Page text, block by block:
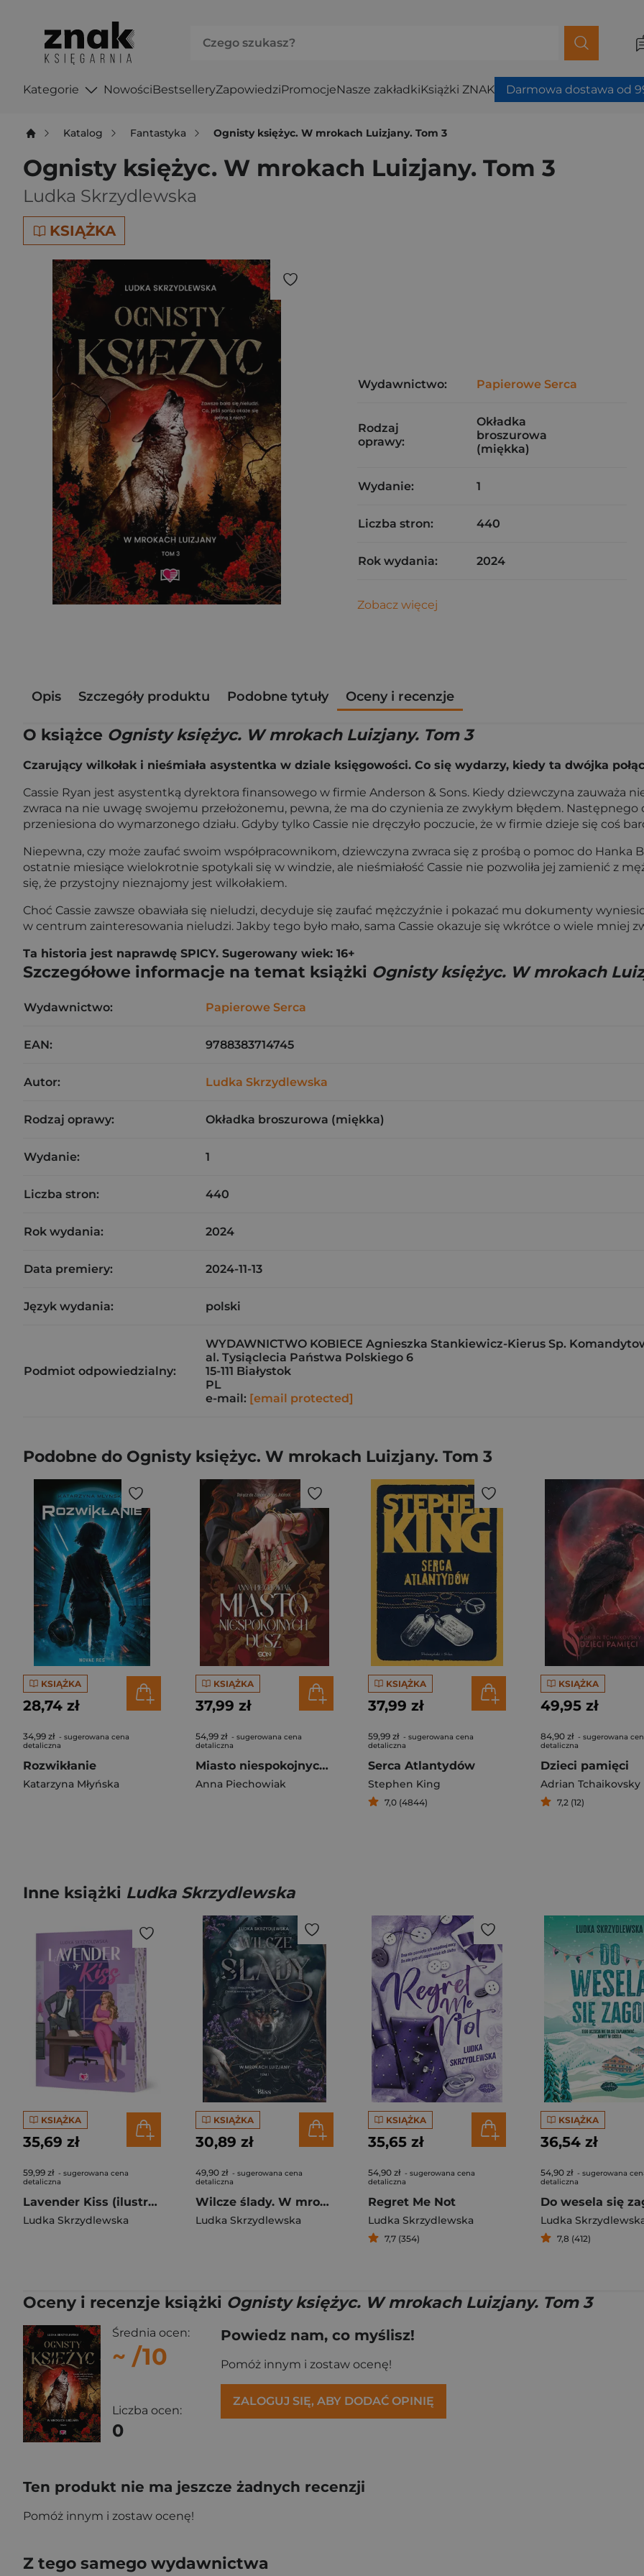
Kategorie NowościBestselleryZapowiedziPromocjeNasze zakładkiKsiążki ZNAK Darmowa dostawa od
Katalog Fantastyka Ognisty księżyc. W mrokach Luizjany. Tom 3
Ognisty księżyc. W mrokach Luizjany. Tom 3
Ludka Skrzydlewska
KSIĄŻKA
Wydawnictwo: Papierowe Serca
Rodzaj
oprawy:
Okładka
broszurowa
(miękka)
Wydanie: 1
Liczba stron: 440
Rok wydania: 2024
Zobacz więcej
Opis Szczegóły produktu Podobne tytuły Oceny i recenzje
O książce Ognisty księżyc. W mrokach Luizjany. Tom 3
Czarujący wilkołak i nieśmiała asystentka w dziale księgowości. Co się wydarzy, kiedy ta dwójka
Cassie Ryan jest asystentką dyrektora finansowego w firmie Anderson & Sons. Kiedy dziewczyna zauważa
zwraca na nie uwagę swojemu przełożonemu, pewna, że ma do czynienia ze zwykłym błędem.
przeniesiona do wymarzonego działu. Gdyby tylko Cassie nie dręczyło poczucie, że w firmie dzieje się coś
Niepewna, czy może zaufać swoim współpracownikom, dziewczyna zwraca się z prośbą o pomoc do Hanka
ostatnie miesiące wielokrotnie spotykali się w windzie, ale nieśmiałość Cassie nie pozwoliła jej zamienić z
się, że przystojny nieznajomy jest wilkołakiem.
Choć Cassie zawsze obawiała się nieludzi, decyduje się zaufać mężczyźnie i pokazać mu dokumenty
w centrum zainteresowania nieludzi. Jakby tego było mało, sama Cassie okazuje się wkrótce o wiele mniej
Ta historia jest naprawdę SPICY. Sugerowany wiek: 16+
Szczegółowe informacje na temat książki Ognisty księżyc. W mrokach
Wydawnictwo: Papierowe Serca
EAN: 9788383714745
Autor: Ludka Skrzydlewska
Rodzaj oprawy: Okładka broszurowa (miękka)
Wydanie: 1
Liczba stron: 440
Rok wydania: 2024
Data premiery: 2024-11-13
Język wydania: polski
Podmiot odpowiedzialny:
WYDAWNICTWO KOBIECE Agnieszka Stankiewicz-Kierus Sp.
al. Tysiąclecia Państwa Polskiego 6
15-111 Białystok
PL
e-mail: [email protected]
Podobne do Ognisty księżyc. W mrokach Luizjany. Tom 3
KSIĄŻKA
28,74 zł
34,99 zł - sugerowana cena
detaliczna
Rozwikłanie
Katarzyna Młyńska
KSIĄŻKA
37,99 zł
54,99 zł - sugerowana cena
detaliczna
Miasto niespokojnych dusz
Anna Piechowiak
KSIĄŻKA
37,99 zł
59,99 zł - sugerowana cena
detaliczna
Serca Atlantydów
Stephen King
7,0 (4844)
KSIĄŻKA
49,95 zł
84,90 zł - sugerowana
detaliczna
Dzieci pamięci
Adrian Tchaikovsky
7,2 (12)
Inne książki Ludka Skrzydlewska
KSIĄŻKA
35,69 zł
59,99 zł - sugerowana cena
detaliczna
Lavender Kiss (ilustrowane brzegi)
Ludka Skrzydlewska
KSIĄŻKA
30,89 zł
49,90 zł - sugerowana cena
detaliczna
Wilcze ślady. W mrokach Luizjany. Tom 1
Ludka Skrzydlewska
KSIĄŻKA
35,65 zł
54,90 zł - sugerowana cena
detaliczna
Regret Me Not
Ludka Skrzydlewska
7,7 (354)
KSIĄŻKA
36,54 zł
54,90 zł - sugerowana
detaliczna
Do wesela się
Ludka
7,8 (412)
Oceny i recenzje książki Ognisty księżyc. W mrokach Luizjany. Tom 3
Średnia ocen:
~ /10
Liczba ocen:
0
Powiedz nam, co myślisz!
Pomóż innym i zostaw ocenę!
ZALOGUJ SIĘ, ABY DODAĆ OPINIĘ
Ten produkt nie ma jeszcze żadnych recenzji
Pomóż innym i zostaw ocenę!
Z tego samego wydawnictwa